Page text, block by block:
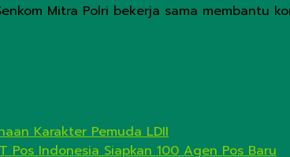
Mitra Polri bekerja sama membantu
Karakter Pemuda LDII
Pos Indonesia Siapkan 100 Agen Pos Baru